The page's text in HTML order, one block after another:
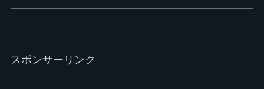
スポンサーリンク